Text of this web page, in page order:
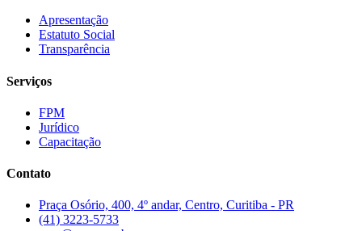
Apresentação
Estatuto Social
Transparência
Serviços
FPM
Jurídico
Capacitação
Contato
Praça Osório, 400, 4º andar, Centro, Curitiba - PR
(41) 3223-5733